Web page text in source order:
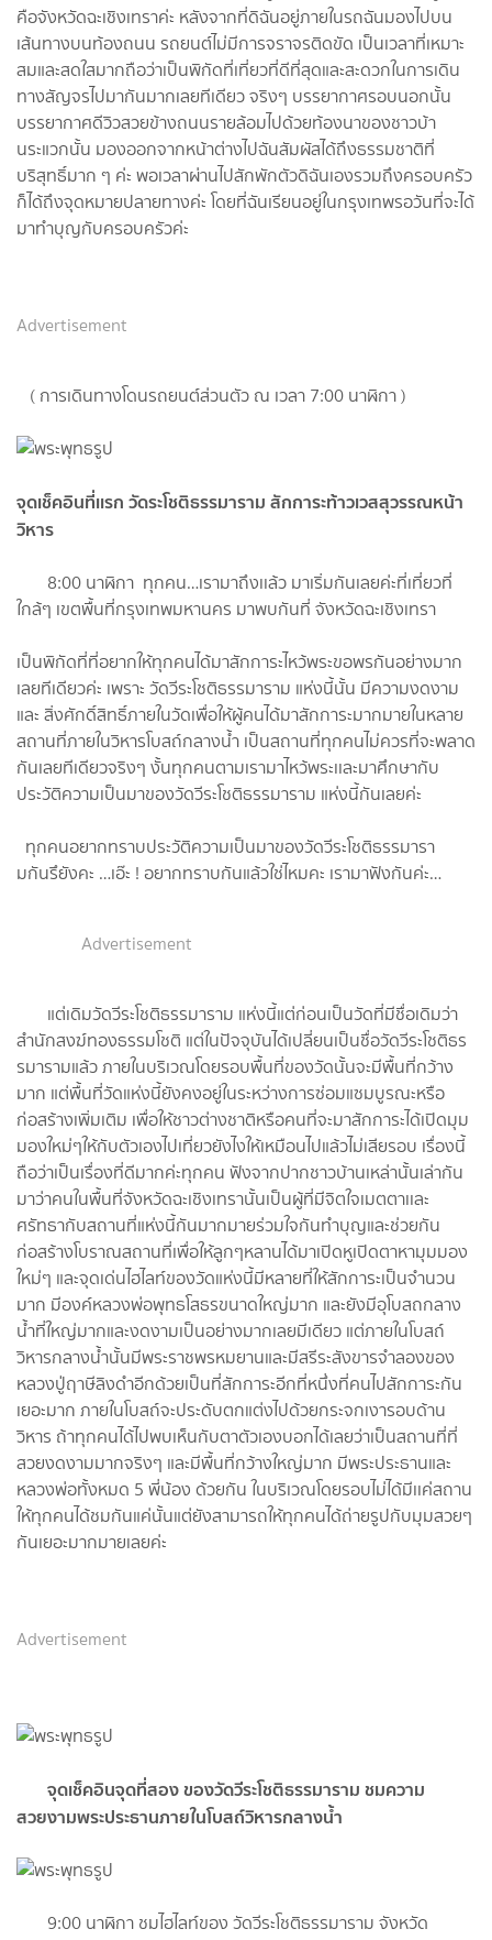
คือจังหวัดฉะเชิงเทราค่ะ หลังจากที่ดิฉันอยู่ภายในรถฉันมองไปบน
เส้นทางบนท้องถนน รถยนต์ไม่มีการจราจรติดขัด เป็นเวลาที่เหมาะ
สมและสดใสมากถือว่าเป็นพิกัดที่เที่ยวที่ดีที่สุดและสะดวกในการเดิน
ทางสัญจรไปมากันมากเลยทีเดียว จริงๆ บรรยากาศรอบนอกนั้น
บรรยากาศดีวิวสวยข้างถนนรายล้อมไปด้วยท้องนาของชาวบ้า
นระแวกนั้น มองออกจากหน้าต่างไปฉันสัมผัสได้ถึงธรรมชาติที่
บริสุทธิ์มาก ๆ ค่ะ พอเวลาผ่านไปสักพักตัวดิฉันเองรวมถึงครอบครัว
ก็ได้ถึงจุดหมายปลายทางค่ะ โดยที่ฉันเรียนอยู่ในกรุงเทพรอวันที่จะได้
มาทำบุญกับครอบครัวค่ะ
Advertisement
( การเดินทางโดนรถยนต์ส่วนตัว ณ เวลา 7:00 นาฬิกา )
จุดเช็คอินที่เเรก วัดระโชติธรรมาราม สักการะท้าวเวสสุวรรณหน้า
วิหาร
8:00 นาฬิกา ทุกคน…เรามาถึงเเล้ว มาเริ่มกันเลยค่ะที่เที่ยวที่
ใกล้ๆ เขตพื้นที่กรุงเทพมหานคร มาพบกันที่ จังหวัดฉะเชิงเทรา
เป็นพิกัดที่ที่อยากให้ทุกคนได้มาสักการะไหว้พระขอพรกันอย่างมาก
เลยทีเดียวค่ะ เพราะ วัดวีระโชติธรรมาราม แห่งนี้นั้น มีความงดงาม
และ สิ่งศักดิ์สิทธิ์ภายในวัดเพื่อให้ผู้คนได้มาสักการะมากมายในหลาย
สถานที่ภายในวิหารโบสถ์กลางน้ำ เป็นสถานที่ทุกคนไม่ควรที่จะพลาด
กันเลยทีเดียวจริงๆ งั้นทุกคนตามเรามาไหว้พระเเละมาศึกษากับ
ประวัติความเป็นมาของวัดวีระโชติธรรมาราม แห่งนี้กันเลยค่ะ
ทุกคนอยากทราบประวัติความเป็นมาของวัดวีระโชติธรรมารา
มกันรึยังคะ …เอ๊ะ ! อยากทราบกันแล้วใช่ไหมคะ เรามาฟังกันค่ะ…
Advertisement
แต่เดิมวัดวีระโชติธรรมาราม แห่งนี้แต่ก่อนเป็นวัดที่มีชื่อเดิมว่า
สำนักสงฆ์ทองธรรมโชติ แต่ในปัจจุบันได้เปลี่ยนเป็นชื่อวัดวีระโชติธร
รมารามแล้ว ภายในบริเวณโดยรอบพื้นที่ของวัดนั้นจะมีพื้นที่กว้าง
มาก แต่พื้นที่วัดแห่งนี้ยังคงอยู่ในระหว่างการซ่อมแซมบูรณะหรือ
ก่อสร้างเพิ่มเติม เพื่อให้ชาวต่างชาติหรือคนที่จะมาสักการะได้เปิดมุม
มองใหม่ๆให้กับตัวเองไปเที่ยวยังไงให้เหมือนไปแล้วไม่เสียรอบ เรื่องนี้
ถือว่าเป็นเรื่องที่ดีมากค่ะทุกคน ฟังจากปากชาวบ้านเหล่านั้นเล่ากัน
มาว่าคนในพื้นที่จังหวัดฉะเชิงเทรานั้นเป็นผู้ที่มีจิตใจเมตตาเเละ
ศรัทธากับสถานที่แห่งนี้กันมากมายร่วมใจกันทำบุญและช่วยกัน
ก่อสร้างโบราณสถานที่เพื่อให้ลูกๆหลานได้มาเปิดหูเปิดตาหามุมมอง
ใหม่ๆ และจุดเด่นไฮไลท์ของวัดแห่งนี้มีหลายที่ให้สักการะเป็นจำนวน
มาก มีองค์หลวงพ่อพุทธโสธรขนาดใหญ่มาก และยังมีอุโบสถกลาง
น้ำที่ใหญ่มากและงดงามเป็นอย่างมากเลยมีเดียว แต่ภายในโบสถ์
วิหารกลางน้ำนั้นมีพระราชพรหมยานและมีสรีระสังขารจำลองของ
หลวงปู่ฤาษีลิงดำอีกด้วยเป็นที่สักการะอีกที่หนึ่งที่คนไปสักการะกัน
เยอะมาก ภายในโบสถ์จะประดับตกแต่งไปด้วยกระจกเงารอบด้าน
วิหาร ถ้าทุกคนได้ไปพบเห็นกับตาตัวเองบอกได้เลยว่าเป็นสถานที่ที่
สวยงดงามมากจริงๆ และมีพื้นที่กว้างใหญ่มาก มีพระประธานและ
หลวงพ่อทั้งหมด 5 พี่น้อง ด้วยกัน ในบริเวณโดยรอบไม่ได้มีเเค่สถาน
ให้ทุกคนได้ชมกันแค่นั้นแต่ยังสามารถให้ทุกคนได้ถ่ายรูปกับมุมสวยๆ
กันเยอะมากมายเลยค่ะ
Advertisement
จุดเช็คอินจุดที่สอง ของวัดวีระโชติธรรมาราม ชมความ
สวยงามพระประธานภายในโบสถ์วิหารกลางน้ำ
9:00 นาฬิกา ชมไฮไลท์ของ วัดวีระโชติธรรมาราม จังหวัด